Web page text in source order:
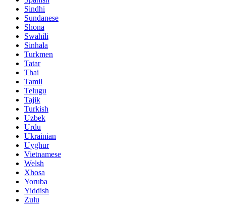
Sindhi
Sundanese
Shona
Swahili
Sinhala
Turkmen
Tatar
Thai
Tamil
Telugu
Tajik
Turkish
Uzbek
Urdu
Ukrainian
Uyghur
Vietnamese
Welsh
Xhosa
Yoruba
Yiddish
Zulu